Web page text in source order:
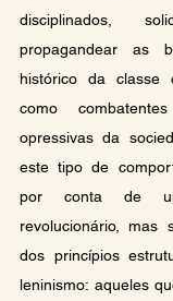
disciplinados,
propagandear as
histórico da
como
opressivas da
este tipo de
por conta de
revolucionário, mas
dos princípios
leninismo: aqueles